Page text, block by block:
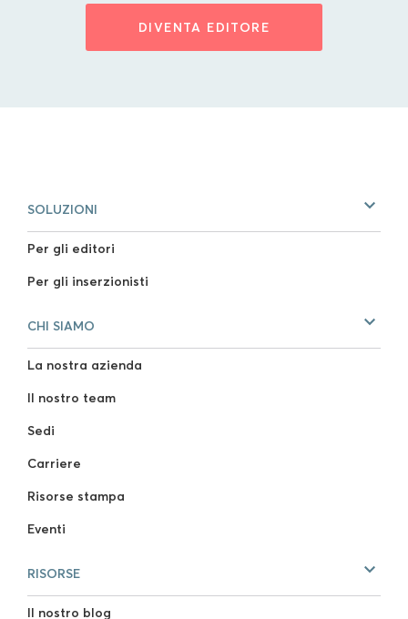
DIVENTA EDITORE
SOLUZIONI
Per gli editori
Per gli inserzionisti
CHI SIAMO
La nostra azienda
Il nostro team
Sedi
Carriere
Risorse stampa
Eventi
RISORSE
Il nostro blog